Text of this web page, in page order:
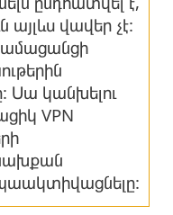
վավեր չէ:
Սա կանխելու
VPN